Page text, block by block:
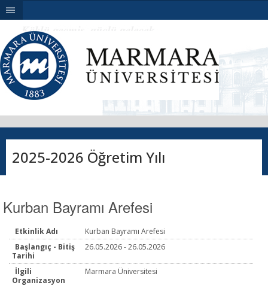
|||
2025-2026 Öğretim Yılı
Kurban Bayramı Arefesi
Etkinlik Adı
Kurban Bayramı Arefesi
Başlangıç - Bitiş
Tarihi
26.05.2026 - 26.05.2026
İlgili
Organizasyon
Marmara Üniversitesi